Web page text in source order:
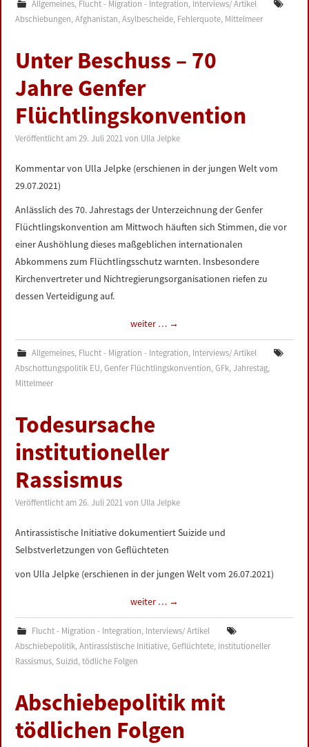
Allgemeines, Flucht - Migration - Integration, Interviews/ Artikel
Abschiebungen,Afghanistan,Asylbescheide, Fehlerquote, Mittelmeer
Unter Beschuss – 70
Jahre Genfer
Flüchtlingskonvention
Veröffentlicht am29. Juli 2021 von Ulla Jelpke
Kommentar von Ulla Jelpke (erschienen in der jungen Welt vom
29.07.2021)
Anlässlich des 70. Jahrestags der Unterzeichnung der Genfer
Flüchtlingskonvention am Mittwoch häuften sich Stimmen, die vor
einer Aushöhlung dieses maßgeblichen internationalen
Abkommens zum Flüchtlingsschutz warnten. Insbesondere
Kirchenvertreter und Nichtregierungsorganisationen riefen zu
dessen Verteidigung auf.
weiter … →
Allgemeines, Flucht - Migration - Integration, Interviews/ Artikel
Abschottungspolitik EU,Genfer Flüchtlingskonvention,GFk,Jahrestag,
Mittelmeer
Todesursache
institutioneller
Rassismus
Veröffentlicht am26. Juli 2021 von Ulla Jelpke
Antirassistische Initiative dokumentiert Suizide und
Selbstverletzungen von Geflüchteten
von Ulla Jelpke (erschienen in der jungen Welt vom 26.07.2021)
weiter … →
Flucht - Migration - Integration, Interviews/ Artikel
Abschiebepolitik,Antirassistische Initiative,Geflüchtete, institutioneller
Rassismus, Suizid,tödliche Folgen
Abschiebepolitik mit
tödlichen Folgen